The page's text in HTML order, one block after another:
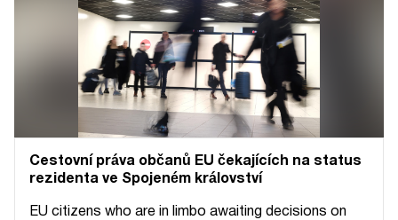
Cestovní práva občanů EU čekajících na status
rezidenta ve Spojeném království
EU citizens who are in limbo awaiting decisions on